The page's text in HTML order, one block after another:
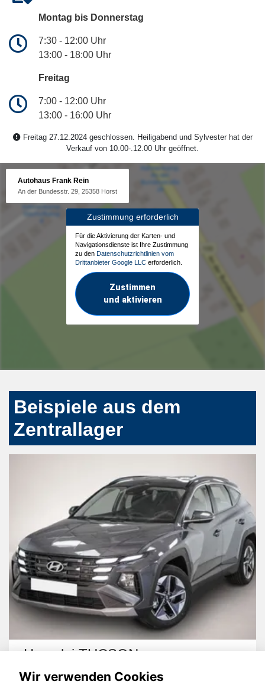
Montag bis Donnerstag
7:30 - 12:00 Uhr
13:00 - 18:00 Uhr
Freitag
7:00 - 12:00 Uhr
13:00 - 16:00 Uhr
Freitag 27.12.2024 geschlossen. Heiligabend und Sylvester hat der
Verkauf von 10.00-.12.00 Uhr geöffnet.
Autohaus Frank Rein
An der Bundesstr. 29, 25358 Horst
Zustimmung erforderlich
Für die Aktivierung der Karten- und
Navigationsdienste ist Ihre Zustimmung
zu den Datenschutzrichtlinien vom
Drittanbieter Google LLC erforderlich.
Zustimmen
und aktivieren
Beispiele aus dem
Zentrallager
Hyundai TUCSON
Wir verwenden Cookies